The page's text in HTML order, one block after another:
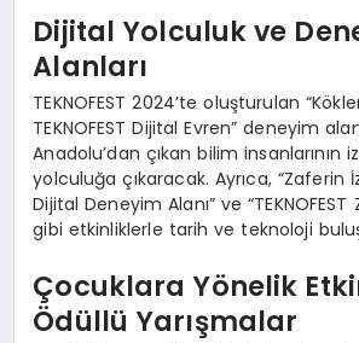
Dijital Yolculuk ve
Alanları
TEKNOFEST 2024’te oluşturulan
TEKNOFEST Dijital Evren” deneyim
Anadolu’dan çıkan bilim insanlarının
yolculuğa çıkaracak. Ayrıca, “Zaferin
Dijital Deneyim Alanı” ve
gibi etkinliklerle tarih ve teknoloji
Çocuklara Yönelik
Ödüllü Yarışmalar